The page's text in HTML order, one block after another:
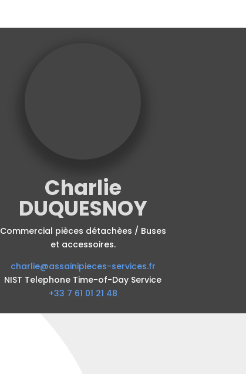
Charlie
DUQUESNOY
Commercial pièces détachèes / Buses
et accessoires.
charlie@assainipieces-services.fr
NIST Telephone Time-of-Day Service
+33 7 61 01 21 48